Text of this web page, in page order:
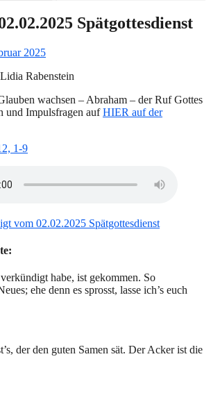
Spätgottesdienst
2025
Rabenstein
wachsen – Abraham – der Ruf Gottes
und Impulsfragen aufHIER auf der
1-9
vom 02.02.2025 Spätgottesdienst
habe, ist gekommen. So
ehe denn es sprosst, lasse ich’s euch
der den guten Samen sät. Der Acker ist die